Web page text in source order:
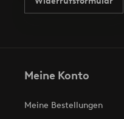
Meine Konto
Meine Bestellungen